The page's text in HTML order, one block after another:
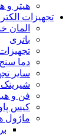
هیتر و
تجهیزات
المان
باتری
دما
سایر
فن و
کیس
ماژول